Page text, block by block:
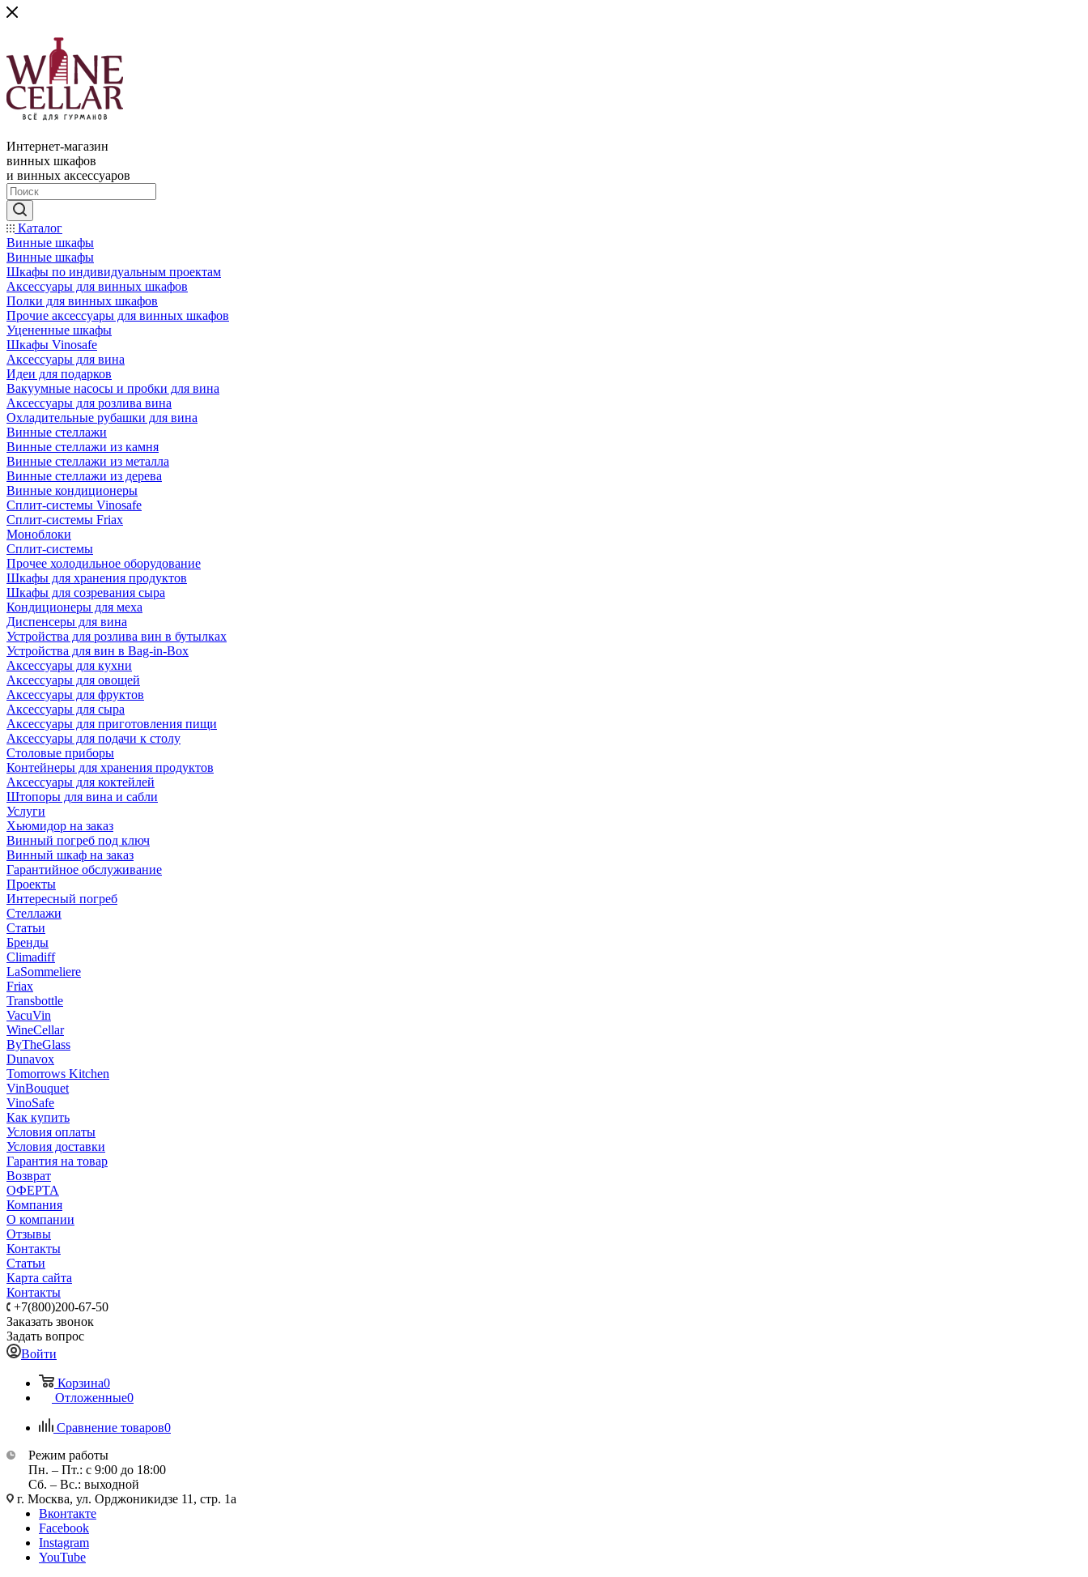
Интернет-магазин
винных шкафов
и винных аксессуаров
Каталог
Винные шкафы
Винные шкафы
Шкафы по индивидуальным проектам
Аксессуары для винных шкафов
Полки для винных шкафов
Прочие аксессуары для винных шкафов
Уцененные шкафы
Шкафы Vinosafe
Аксессуары для вина
Идеи для подарков
Вакуумные насосы и пробки для вина
Аксессуары для розлива вина
Охладительные рубашки для вина
Винные стеллажи
Винные стеллажи из камня
Винные стеллажи из металла
Винные стеллажи из дерева
Винные кондиционеры
Сплит-системы Vinosafe
Сплит-системы Friax
Моноблоки
Сплит-системы
Прочее холодильное оборудование
Шкафы для хранения продуктов
Шкафы для созревания сыра
Кондиционеры для меха
Диспенсеры для вина
Устройства для розлива вин в бутылках
Устройства для вин в Bag-in-Box
Аксессуары для кухни
Аксессуары для овощей
Аксессуары для фруктов
Аксессуары для сыра
Аксессуары для приготовления пищи
Аксессуары для подачи к столу
Столовые приборы
Контейнеры для хранения продуктов
Аксессуары для коктейлей
Штопоры для вина и сабли
Услуги
Хьюмидор на заказ
Винный погреб под ключ
Винный шкаф на заказ
Гарантийное обслуживание
Проекты
Интересный погреб
Стеллажи
Статьи
Бренды
Climadiff
LaSommeliere
Friax
Transbottle
VacuVin
WineCellar
ByTheGlass
Dunavox
Tomorrows Kitchen
VinBouquet
VinoSafe
Как купить
Условия оплаты
Условия доставки
Гарантия на товар
Возврат
ОФЕРТА
Компания
О компании
Отзывы
Контакты
Статьи
Карта сайта
Контакты
+7(800)200-67-50
Заказать звонок
Задать вопрос
Войти
Корзина0
Отложенные0
Сравнение товаров0
Режим работы
Пн. – Пт.: с 9:00 до 18:00
Сб. – Вс.: выходной
г. Москва, ул. Орджоникидзе 11, стр. 1а
Вконтакте
Facebook
Instagram
YouTube